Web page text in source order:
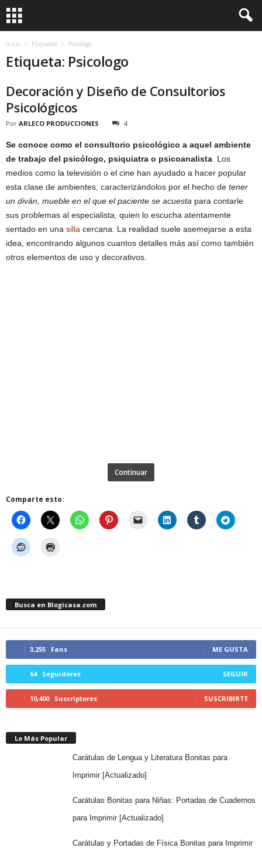
Inicio Etiquetas Psicologo
Etiqueta: Psicologo
Decoración y Diseño de Consultorios
Psicológicos
Por ARLECO PRODUCCIONES 4
Se conoce como el consultorio psicológico a aquel ambiente
de trabajo del psicólogo, psiquiatra o psicoanalista . Los
medios como la televisión o el cine han ayudado a hacer popular
esta clase de ambientes, caracterizándolos por el hecho de tener
un diván, mueble en el que el paciente se acuesta para contarle
sus problemas al especialista, quien lo escucha atentamente
sentado en una silla cercana. La realidad suele asemejarse a esta
idea, encontrando algunos cuantos detalles más así como también
otros elementos de uso y decorativos.
Continuar
Comparte esto:
Busca en Blogicasa.com
3,255 Fans ME GUSTA
64 Seguidores SEGUIR
10,400 Suscriptores SUSCRIBIRTE
Lo Más Popular
Carátulas de Lengua y Literatura Bonitas para
Imprimir [Actualizado]
Carátulas Bonitas para Niñas: Portadas de Cuadernos
para Imprimir [Actualizado]
Carátulas y Portadas de Física Bonitas para Imprimir